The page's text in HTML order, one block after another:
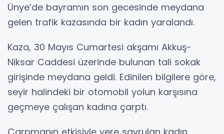
Ünye’de bayramın son gecesinde meydana
gelen trafik kazasında bir kadın yaralandı.
Kaza, 30 Mayıs Cumartesi akşamı Akkuş-
Niksar Caddesi üzerinde bulunan tali sokak
girişinde meydana geldi. Edinilen bilgilere göre,
seyir halindeki bir otomobil yolun karşısına
geçmeye çalışan kadına çarptı.